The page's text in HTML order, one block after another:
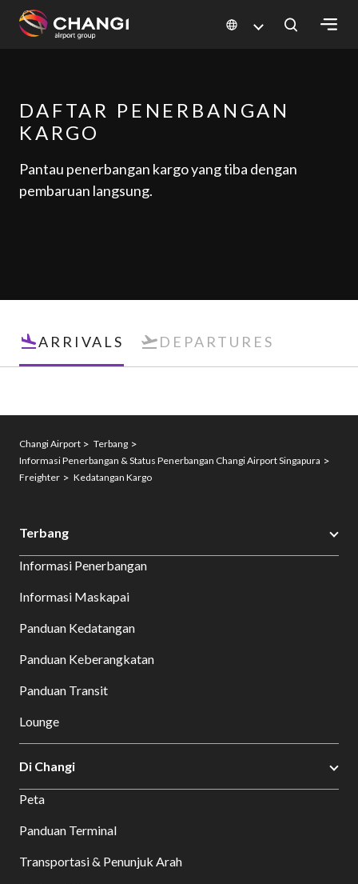
Changi
Sites:
Language
Select:
DAFTAR PENERBANGAN
KARGO
Pantau penerbangan kargo yang tiba dengan
pembaruan langsung.
ARRIVALS DEPARTURES
Changi Airport
Terbang
Informasi Penerbangan & Status Penerbangan Changi Airport Singapura
Freighter
Kedatangan Kargo
Terbang
Informasi Penerbangan
Informasi Maskapai
Panduan Kedatangan
Panduan Keberangkatan
Panduan Transit
Lounge
Di Changi
Peta
Panduan Terminal
Transportasi & Penunjuk Arah